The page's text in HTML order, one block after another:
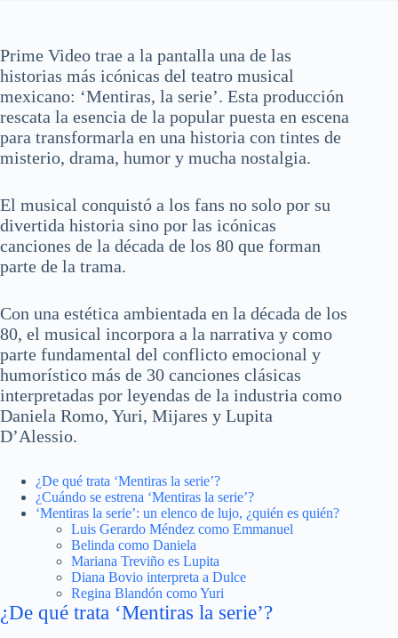
Prime Video trae a la pantalla una de las
historias más icónicas del teatro musical
mexicano: ‘Mentiras, la serie’. Esta producción
rescata la esencia de la popular puesta en escena
para transformarla en una historia con tintes de
misterio, drama, humor y mucha nostalgia.
El musical conquistó a los fans no solo por su
divertida historia sino por las icónicas
canciones de la década de los 80 que forman
parte de la trama.
Con una estética ambientada en la década de los
80, el musical incorpora a la narrativa y como
parte fundamental del conflicto emocional y
humorístico más de 30 canciones clásicas
interpretadas por leyendas de la industria como
Daniela Romo, Yuri, Mijares y Lupita
D’Alessio.
¿De qué trata ‘Mentiras la serie’?
¿Cuándo se estrena ‘Mentiras la serie’?
‘Mentiras la serie’: un elenco de lujo, ¿quién es quién?
Luis Gerardo Méndez como Emmanuel
Belinda como Daniela
Mariana Treviño es Lupita
Diana Bovio interpreta a Dulce
Regina Blandón como Yuri
¿De qué trata ‘Mentiras la serie’?